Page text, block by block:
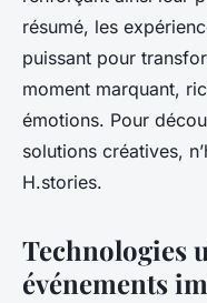
résumé, les
puissant pour
moment marquant,
émotions. Pour
solutions créatives,
H.stories.
Technologies
événements